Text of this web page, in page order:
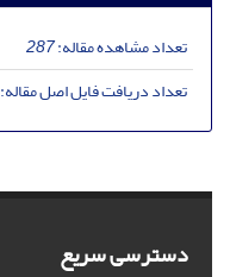
تعداد مشاهده مقاله:287
تعداد دریافت فایل اصل مقاله:
دسترسی سریع